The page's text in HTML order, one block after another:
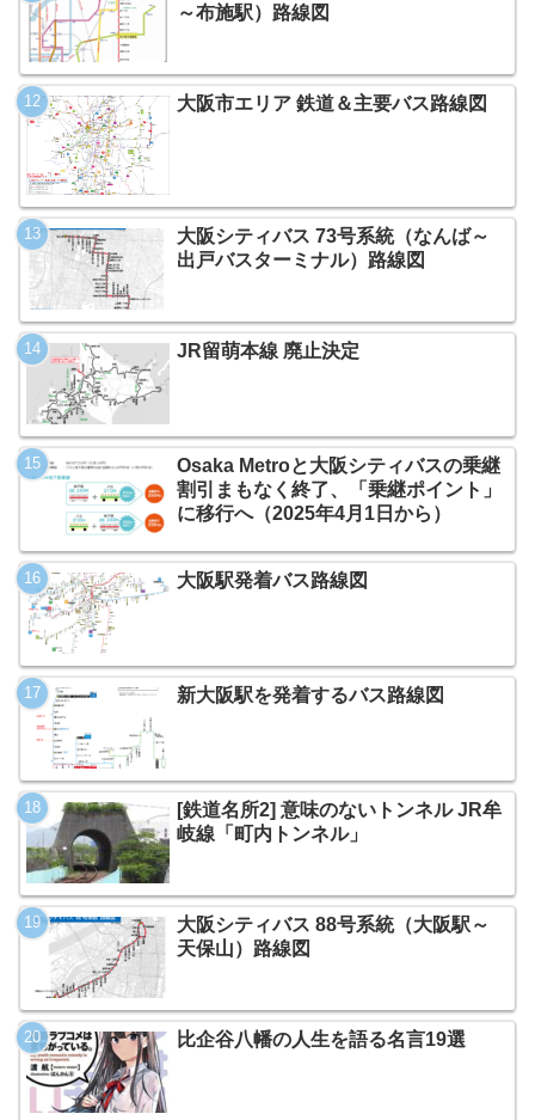
～布施駅）路線図
大阪市エリア 鉄道＆主要バス路線図
大阪シティバス 73号系統（なんば～
出戸バスターミナル）路線図
JR留萌本線 廃止決定
Osaka Metroと大阪シティバスの乗継
割引まもなく終了、「乗継ポイント」
に移行へ（2025年4月1日から）
大阪駅発着バス路線図
新大阪駅を発着するバス路線図
[鉄道名所2] 意味のないトンネル JR牟
岐線「町内トンネル」
大阪シティバス 88号系統（大阪駅～
天保山）路線図
比企谷八幡の人生を語る名言19選